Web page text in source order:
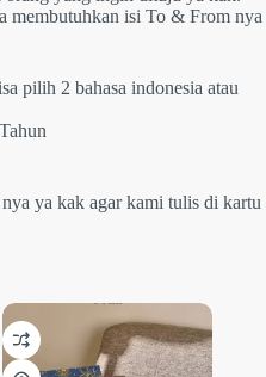
membutuhkan isi To & From nya
pilih 2 bahasa indonesia atau
ya kak agar kami tulis di kartu